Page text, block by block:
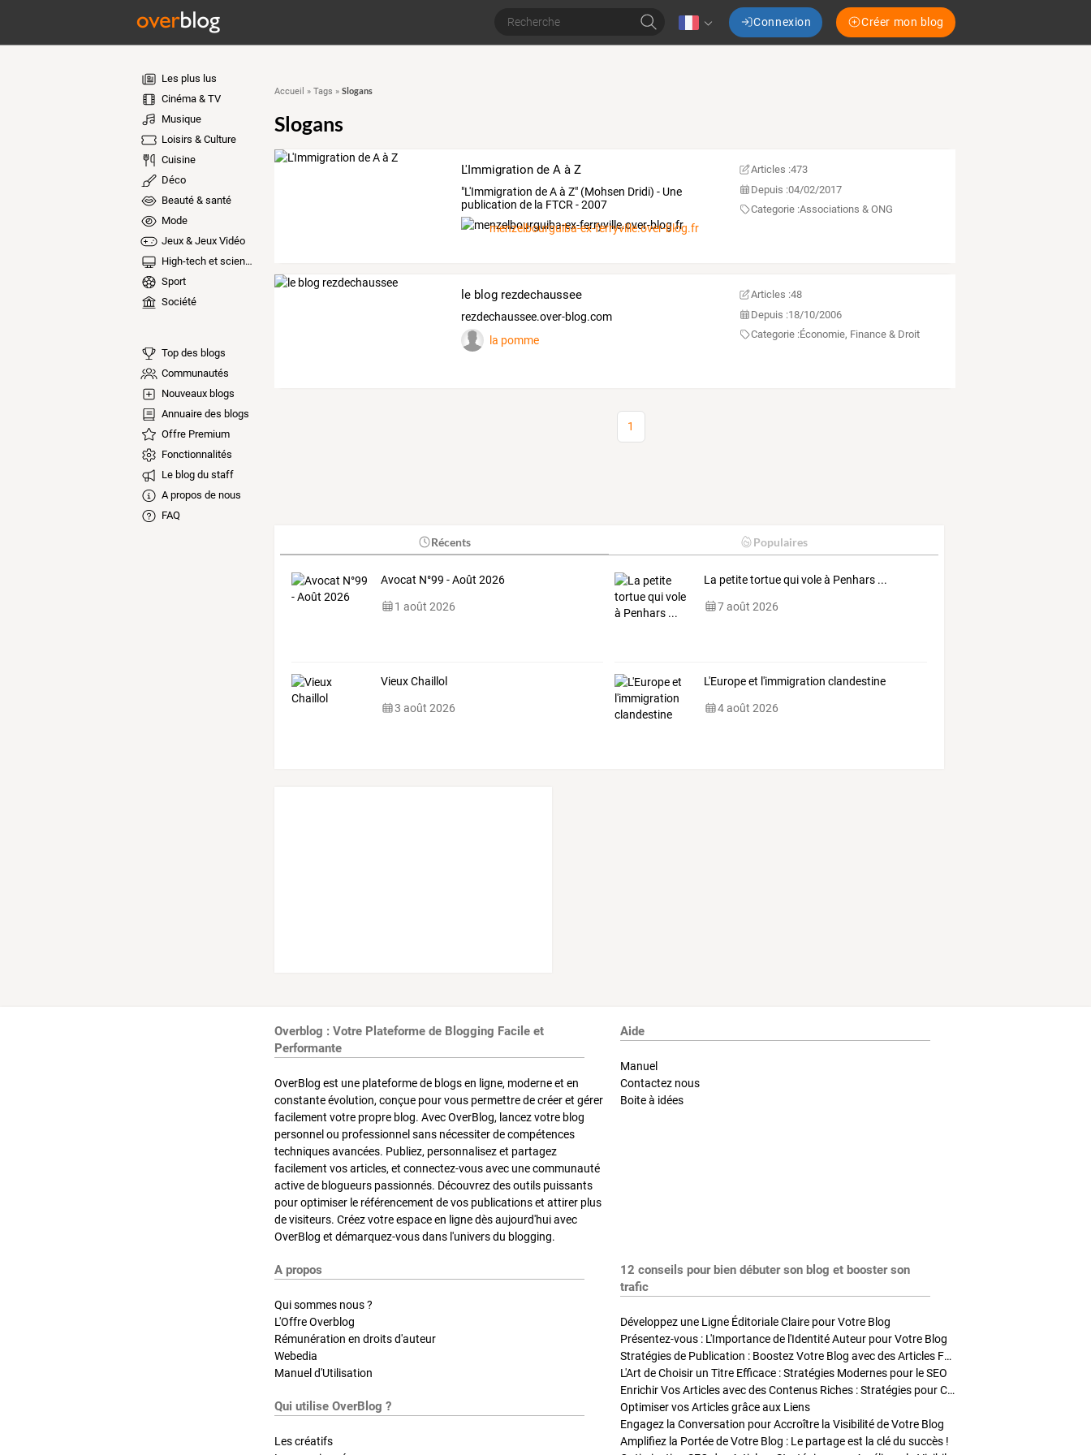
Connexion Créer mon blog
Les plus lus
Cinéma & TV
Musique
Loisirs & Culture
Cuisine
Déco
Beauté & santé
Mode
Jeux & Jeux Vidéo
High-tech et sciences
Sport
Société
Top des blogs
Communautés
Nouveaux blogs
Annuaire des blogs
Offre Premium
Fonctionnalités
Le blog du staff
A propos de nous
FAQ
Accueil » Tags » Slogans
Slogans
L'Immigration de A à Z
"L'Immigration de A à Z" (Mohsen Dridi) - Une
publication de la FTCR - 2007
menzelbourguiba-ex-ferryville.over-blog.fr
Articles :473
Depuis :04/02/2017
Categorie :Associations & ONG
le blog rezdechaussee
rezdechaussee.over-blog.com
la pomme
Articles :48
Depuis :18/10/2006
Categorie :Économie, Finance & Droit
1
Récents Populaires
Avocat N°99 - Août 2026
1 août 2026
La petite tortue qui vole à Penhars ...
7 août 2026
Vieux Chaillol
3 août 2026
L'Europe et l'immigration clandestine
4 août 2026
Overblog : Votre Plateforme de Blogging Facile et
Performante
OverBlog est une plateforme de blogs en ligne, moderne et en
constante évolution, conçue pour vous permettre de créer et gérer
facilement votre propre blog. Avec OverBlog, lancez votre blog
personnel ou professionnel sans nécessiter de compétences
techniques avancées. Publiez, personnalisez et partagez
facilement vos articles, et connectez-vous avec une communauté
active de blogueurs passionnés. Découvrez des outils puissants
pour optimiser le référencement de vos publications et attirer plus
de visiteurs. Créez votre espace en ligne dès aujourd'hui avec
OverBlog et démarquez-vous dans l'univers du blogging.
Aide
Manuel
Contactez nous
Boite à idées
A propos
Qui sommes nous ?
L'Offre Overblog
Rémunération en droits d'auteur
Webedia
Manuel d'Utilisation
Qui utilise OverBlog ?
Les créatifs
12 conseils pour bien débuter son blog et booster son
trafic
Développez une Ligne Éditoriale Claire pour Votre Blog
Présentez-vous : L'Importance de l'Identité Auteur pour Votre Blog
Stratégies de Publication : Boostez Votre Blog avec des Articles Fréquents et Exclusifs
L'Art de Choisir un Titre Efficace : Stratégies Modernes pour le SEO
Enrichir Vos Articles avec des Contenus Riches : Stratégies pour Captiver et Optimiser
Optimiser vos Articles grâce aux Liens
Engagez la Conversation pour Accroître la Visibilité de Votre Blog
Amplifiez la Portée de Votre Blog : Le partage est la clé du succès !